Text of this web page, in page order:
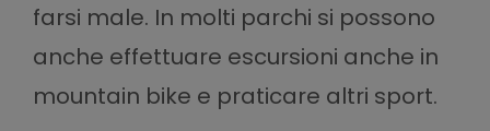
farsi male. In molti parchi si possono
anche effettuare escursioni anche in
mountain bike e praticare altri sport.